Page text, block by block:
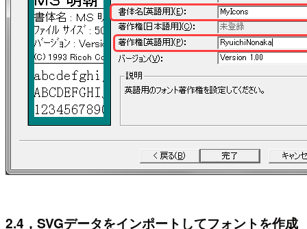
2.4，SVGデータをインポートしてフォントを作成